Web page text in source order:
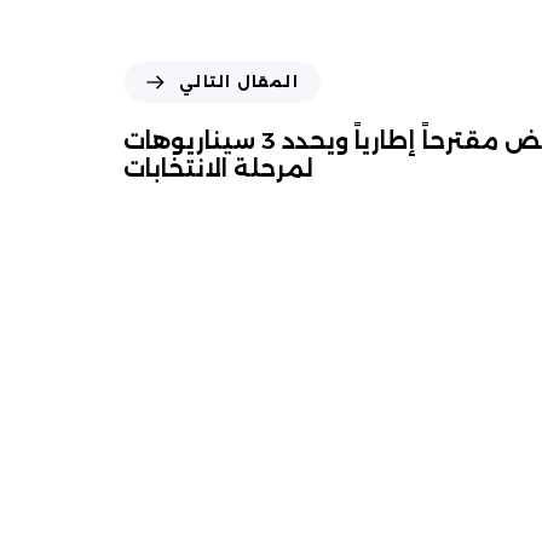
المقال التالي
الصدر يرفض مقترحاً إطارياً ويحدد 3 سيناريوهات
لمرحلة الانتخابات